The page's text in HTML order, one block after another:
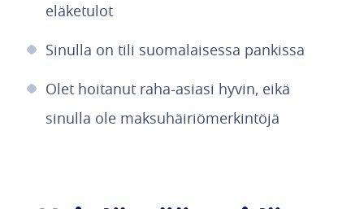
eläketulot
Sinulla on tili suomalaisessa pankissa
Olet hoitanut raha-asiasi hyvin, eikä
sinulla ole maksuhäiriömerkintöjä